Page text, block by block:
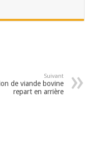
Suivant
de viande bovine
repart en arrière